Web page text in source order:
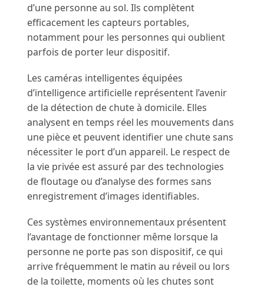
d’une personne au sol. Ils complètent
efficacement les capteurs portables,
notamment pour les personnes qui oublient
parfois de porter leur dispositif.
Les caméras intelligentes équipées
d’intelligence artificielle représentent l’avenir
de la détection de chute à domicile. Elles
analysent en temps réel les mouvements dans
une pièce et peuvent identifier une chute sans
nécessiter le port d’un appareil. Le respect de
la vie privée est assuré par des technologies
de floutage ou d’analyse des formes sans
enregistrement d’images identifiables.
Ces systèmes environnementaux présentent
l’avantage de fonctionner même lorsque la
personne ne porte pas son dispositif, ce qui
arrive fréquemment le matin au réveil ou lors
de la toilette, moments où les chutes sont